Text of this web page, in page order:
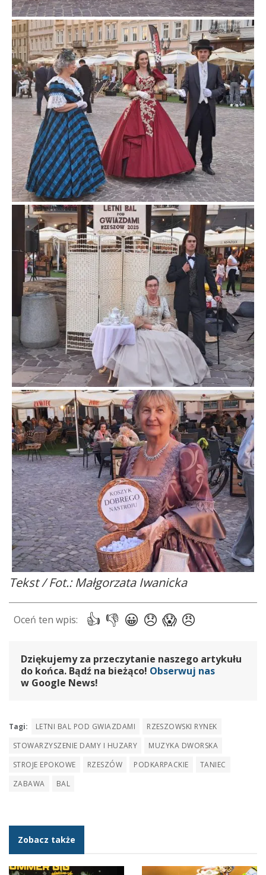
Tekst / Fot.: Małgorzata Iwanicka
Dziękujemy za przeczytanie naszego artykułu
do końca. Bądź na bieżąco! Obserwuj nas
w Google News!
Tagi: LETNI BAL POD GWIAZDAMI
RZESZOWSKI RYNEK
STOWARZYSZENIE DAMY I HUZARY
MUZYKA DWORSKA
STROJE EPOKOWE
RZESZÓW PODKARPACKIE
TANIEC
ZABAWA
BAL
Zobacz także